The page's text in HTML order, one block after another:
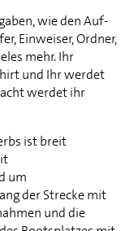
wie den Auf-
Einweiser, Ordner,
mehr. Ihr
und Ihr werdet
werdet ihr
ist breit
um
der Strecke mit
und die